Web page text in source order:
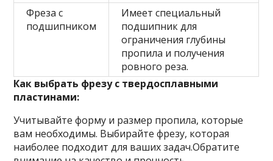
Фреза с
подшипником
Имеет специальный
подшипник для
ограничения глубины
пропила и получения
ровного реза.
Как выбрать фрезу с твердосплавными
пластинами:
Учитывайте форму и размер пропила, которые
вам необходимы. Выбирайте фрезу, которая
наиболее подходит для ваших задач.Обратите